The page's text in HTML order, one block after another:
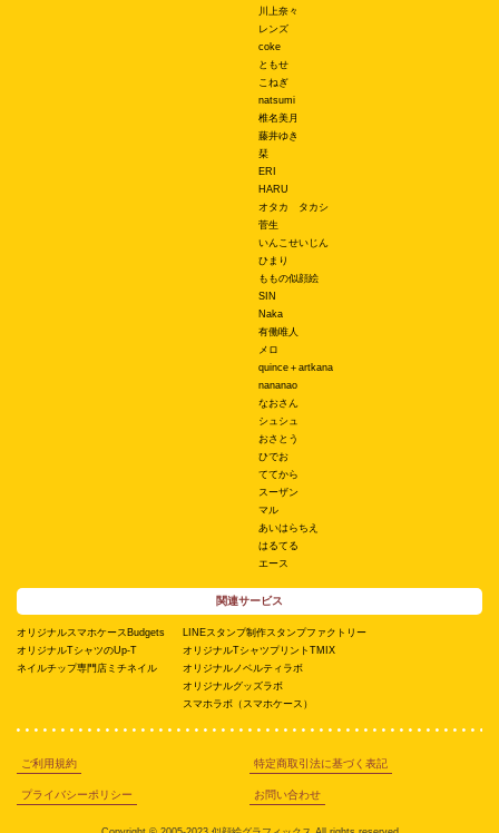
川上奈々
レンズ
coke
ともせ
こねぎ
natsumi
椎名美月
藤井ゆき
栞
ERI
HARU
オタカ タカシ
菅生
いんこせいじん
ひまり
ももの似顔絵
SIN
Naka
有働唯人
メロ
quince＋artkana
nananao
なおさん
シュシュ
おさとう
ひでお
ててから
スーザン
マル
あいはらちえ
はるてる
エース
関連サービス
オリジナルスマホケースBudgets
オリジナルTシャツのUp-T
ネイルチップ専門店ミチネイル
LINEスタンプ制作スタンプファクトリー
オリジナルTシャツプリントTMIX
オリジナルノベルティラボ
オリジナルグッズラボ
スマホラボ（スマホケース）
ご利用規約 特定商取引法に基づく表記
プライバシーポリシー お問い合わせ